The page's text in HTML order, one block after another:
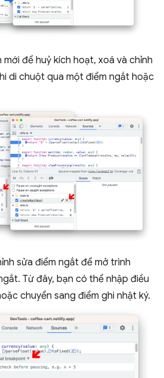
để huỷ kích hoạt, xoá và chỉnh
di chuột qua một điểm ngắt hoặc
sửa điểm ngắt để mở trình
Từ đây, bạn có thể nhập điều
chuyển sang điểm ghi nhật ký.